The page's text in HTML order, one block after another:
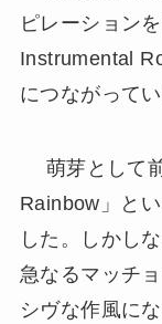
ピレーション
Instrumental
につながってい
萌芽として
Rainbow」と
した。しかし
急なるマッチ
シヴな作風に